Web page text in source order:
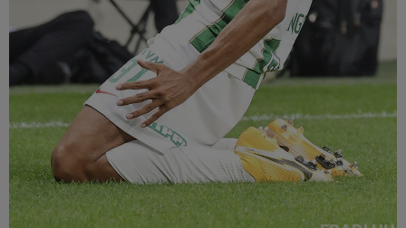
Szakosztályok
Meccscenter
Klub
Szolgáltatások